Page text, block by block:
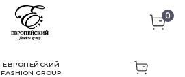
0
ЕВРОПЕЙСКИЙ
FASHION GROUP